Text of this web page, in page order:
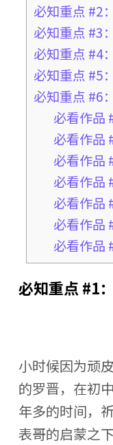
必知重点 #2
必知重点 #3
必知重点 #4
必知重点 #5
必知重点 #6
必看作品
必看作品
必看作品
必看作品
必看作品
必看作品
必看作品
必知重点 #1
小时候因为顽
的罗晋，在初
年多的时间，
表哥的启蒙之